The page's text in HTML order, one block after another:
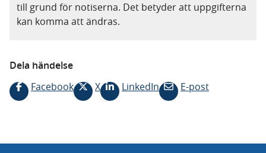
till grund för notiserna. Det betyder att uppgifterna
kan komma att ändras.
Dela händelse
Facebook
X LinkedIn E-post